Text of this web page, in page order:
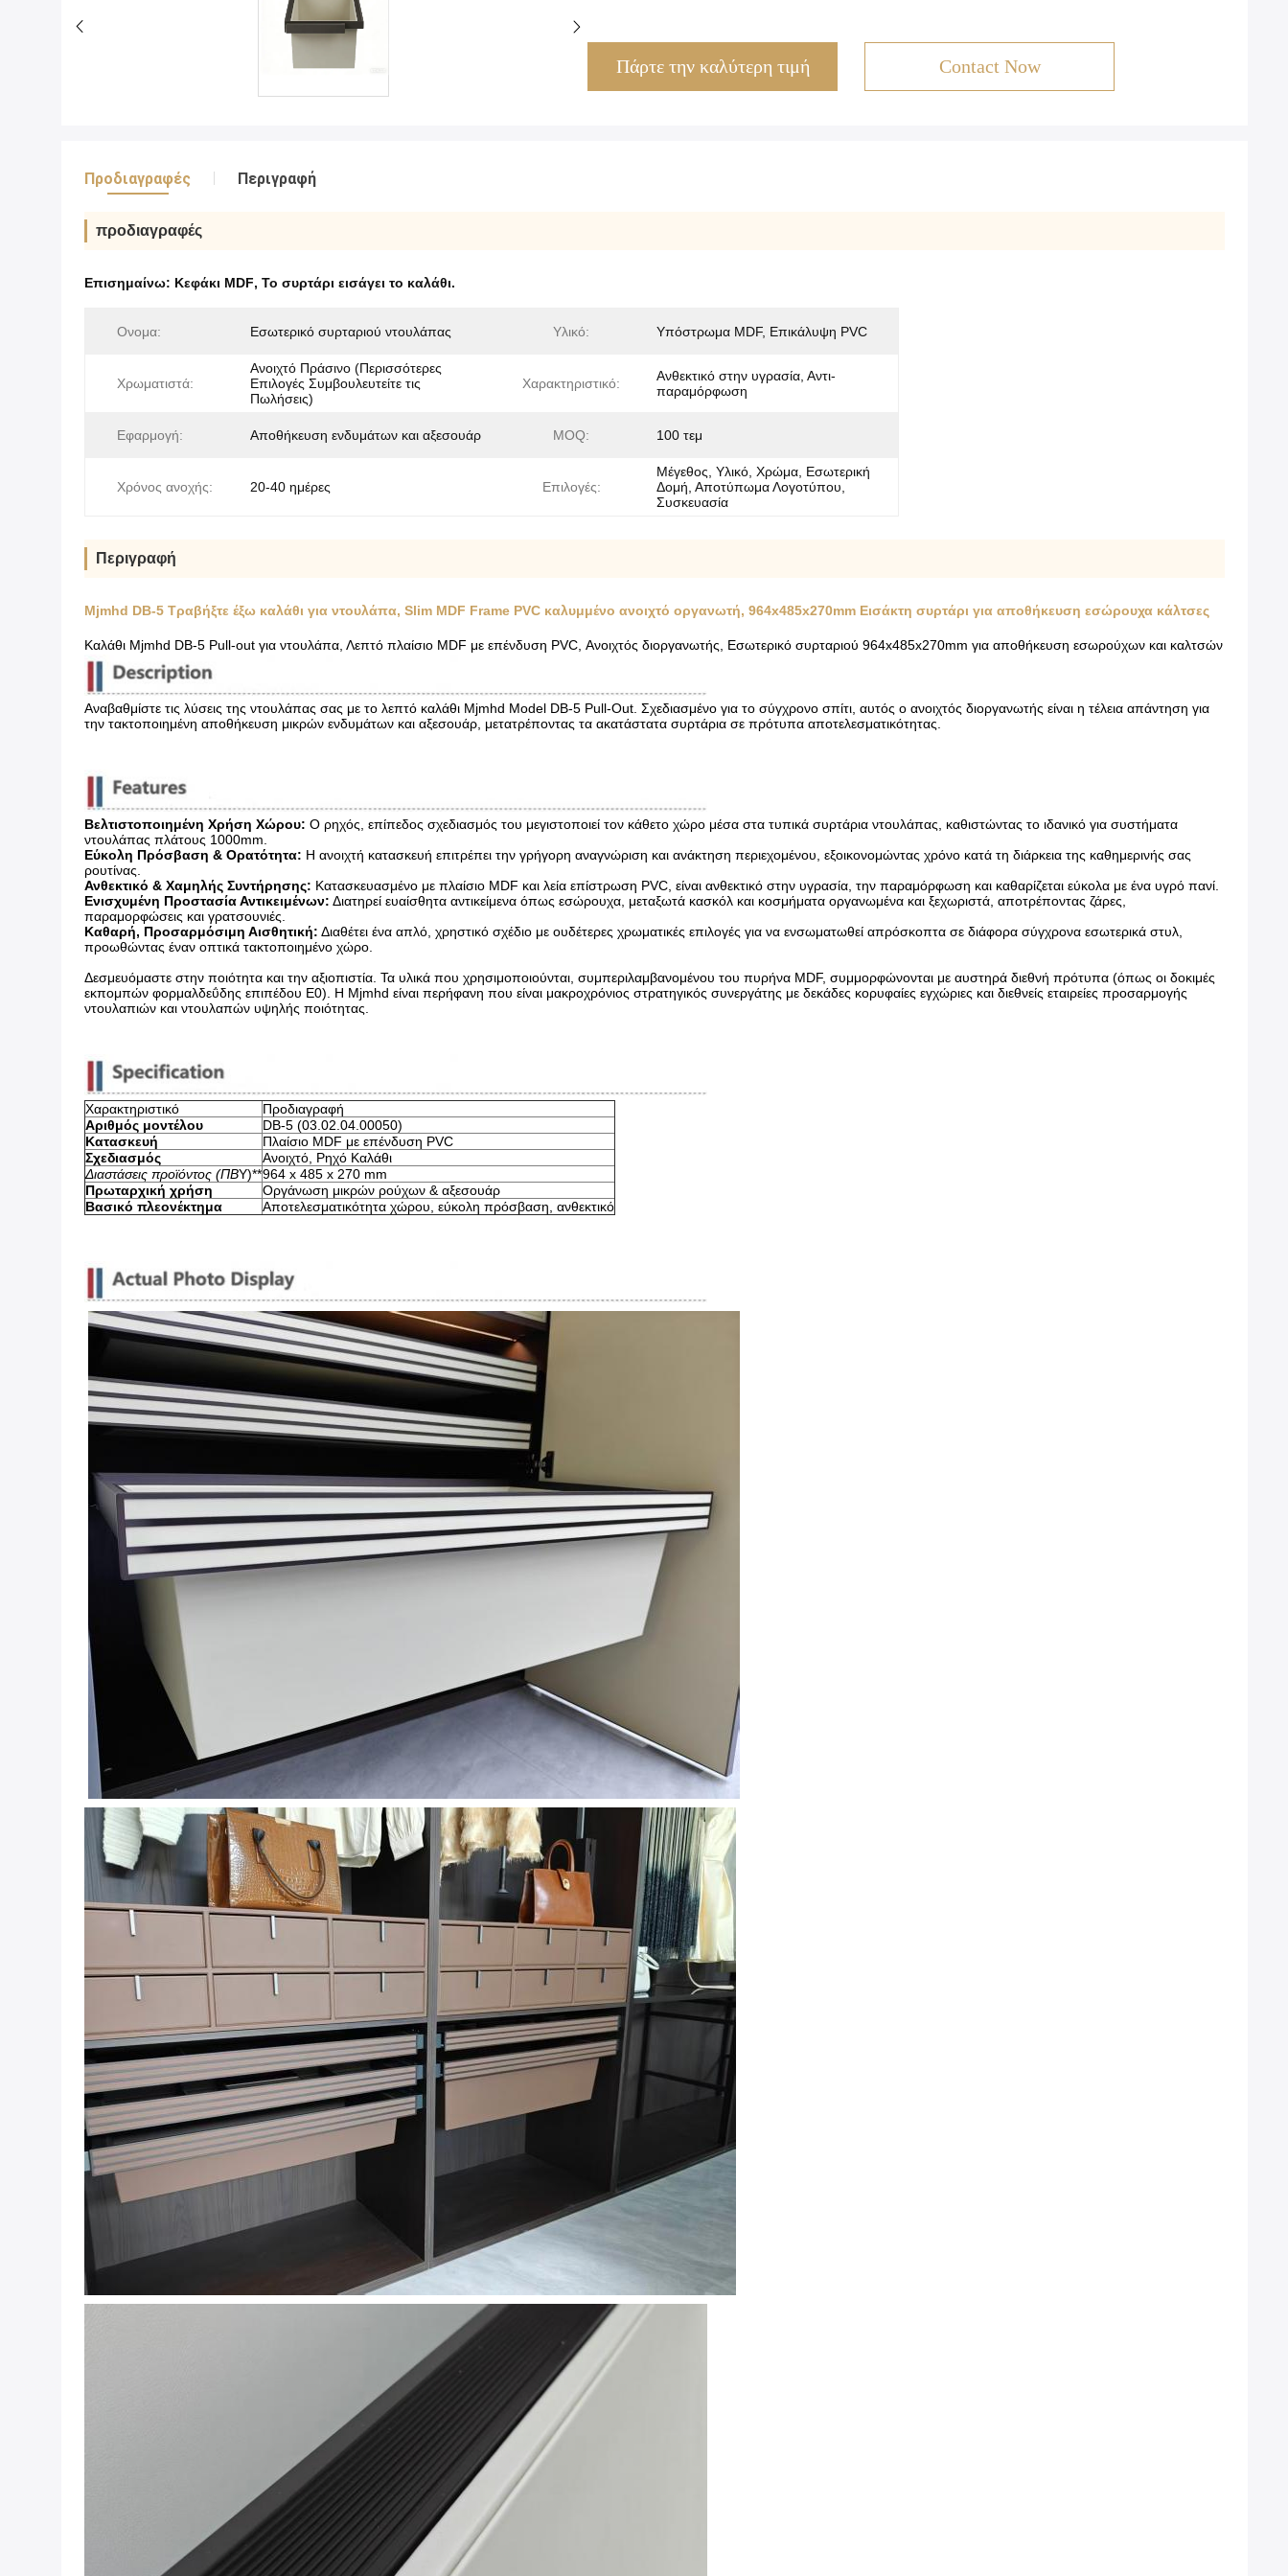
Πάρτε την καλύτερη τιμή Contact Now
Προδιαγραφές Περιγραφή
προδιαγραφές
Επισημαίνω: Κεφάκι MDF, Το συρτάρι εισάγει το καλάθι.
Ονομα: Εσωτερικό συρταριού ντουλάπας Υλικό: Υπόστρωμα MDF, Επικάλυψη PVC
Χρωματιστά:
Ανοιχτό Πράσινο (Περισσότερες
Επιλογές Συμβουλευτείτε τις
Πωλήσεις)
Χαρακτηριστικό:
Ανθεκτικό στην υγρασία, Αντι-
παραμόρφωση
Εφαρμογή: Αποθήκευση ενδυμάτων και αξεσουάρ MOQ: 100 τεμ
Χρόνος ανοχής: 20-40 ημέρες Επιλογές:
Μέγεθος, Υλικό, Χρώμα, Εσωτερική
Δομή, Αποτύπωμα Λογοτύπου,
Συσκευασία
Περιγραφή
Mjmhd DB-5 Τραβήξτε έξω καλάθι για ντουλάπα, Slim MDF Frame PVC καλυμμένο ανοιχτό οργανωτή, 964x485x270mm Εισάκτη συρτάρι για αποθήκευση εσώρουχα κάλτσες
Καλάθι Mjmhd DB-5 Pull-out για ντουλάπα, Λεπτό πλαίσιο MDF με επένδυση PVC, Ανοιχτός διοργανωτής, Εσωτερικό συρταριού 964x485x270mm για αποθήκευση εσωρούχων και καλτσών
Αναβαθμίστε τις λύσεις της ντουλάπας σας με το λεπτό καλάθι Mjmhd Model DB-5 Pull-Out. Σχεδιασμένο για το σύγχρονο σπίτι, αυτός ο ανοιχτός διοργανωτής είναι η τέλεια απάντηση για
την τακτοποιημένη αποθήκευση μικρών ενδυμάτων και αξεσουάρ, μετατρέποντας τα ακατάστατα συρτάρια σε πρότυπα αποτελεσματικότητας.
Βελτιστοποιημένη Χρήση Χώρου: ​ Ο ρηχός, επίπεδος σχεδιασμός του μεγιστοποιεί τον κάθετο χώρο μέσα στα τυπικά συρτάρια ντουλάπας, καθιστώντας το ιδανικό για συστήματα
ντουλάπας πλάτους 1000mm.
Εύκολη Πρόσβαση & Ορατότητα: ​ Η ανοιχτή κατασκευή επιτρέπει την γρήγορη αναγνώριση και ανάκτηση περιεχομένου, εξοικονομώντας χρόνο κατά τη διάρκεια της καθημερινής σας
ρουτίνας.
Ανθεκτικό & Χαμηλής Συντήρησης: ​ Κατασκευασμένο με πλαίσιο MDF και λεία επίστρωση PVC, είναι ανθεκτικό στην υγρασία, την παραμόρφωση και καθαρίζεται εύκολα με ένα υγρό πανί.
Ενισχυμένη Προστασία Αντικειμένων: ​ Διατηρεί ευαίσθητα αντικείμενα όπως εσώρουχα, μεταξωτά κασκόλ και κοσμήματα οργανωμένα και ξεχωριστά, αποτρέποντας ζάρες,
παραμορφώσεις και γρατσουνιές.
Καθαρή, Προσαρμόσιμη Αισθητική: ​ Διαθέτει ένα απλό, χρηστικό σχέδιο με ουδέτερες χρωματικές επιλογές για να ενσωματωθεί απρόσκοπτα σε διάφορα σύγχρονα εσωτερικά στυλ,
προωθώντας έναν οπτικά τακτοποιημένο χώρο.
Δεσμευόμαστε στην ποιότητα και την αξιοπιστία. Τα υλικά που χρησιμοποιούνται, συμπεριλαμβανομένου του πυρήνα MDF, συμμορφώνονται με αυστηρά διεθνή πρότυπα (όπως οι δοκιμές
εκπομπών φορμαλδεΰδης επιπέδου E0). Η Mjmhd είναι περήφανη που είναι μακροχρόνιος στρατηγικός συνεργάτης με δεκάδες κορυφαίες εγχώριες και διεθνείς εταιρείες προσαρμογής
ντουλαπιών και ντουλαπών υψηλής ποιότητας.
Χαρακτηριστικό
Προδιαγραφή
Αριθμός μοντέλου
DB-5 (03.02.04.00050)
Κατασκευή
Πλαίσιο MDF με επένδυση PVC
Σχεδιασμός
Ανοιχτό, Ρηχό Καλάθι
Διαστάσεις προϊόντος (ΠΒΥ)**​964 x 485 x 270 mm
Πρωταρχική χρήση
Οργάνωση μικρών ρούχων & αξεσουάρ
Βασικό πλεονέκτημα
Αποτελεσματικότητα χώρου, εύκολη πρόσβαση, ανθεκτικό